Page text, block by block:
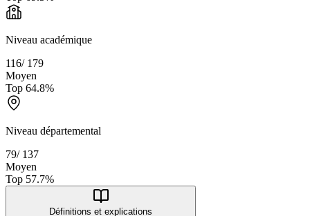
Niveau académique
116/ 179
Moyen
Top 64.8%
Niveau départemental
79/ 137
Moyen
Top 57.7%
Définitions et explications